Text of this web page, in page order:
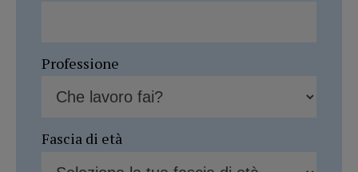
Professione
Fascia di età